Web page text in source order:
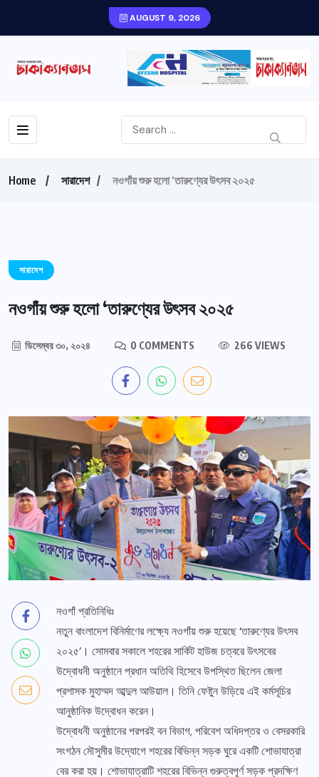
AUGUST 9, 2026
Home সারাদেশ নওগাঁয় শুরু হলো ‘তারুণ্যের উৎসব ২০২৫
সারাদেশ
নওগাঁয় শুরু হলো ‘তারুণ্যের উৎসব ২০২৫
ডিসেম্বর ৩০, ২০২৪ 0 COMMENTS 266 VIEWS
নওগাঁ প্রতিনিধিঃ
নতুন বাংলাদেশ বিনির্মাণের লক্ষ্যে নওগাঁয় শুরু হয়েছে ‘তারুণ্যের উৎসব
২০২৫’। সোমবার সকালে শহরের সার্কিট হাউজ চত্বরে উৎসবের
উদ্বোধনী অনুষ্ঠানে প্রধান অতিথি হিসেবে উপস্থিত ছিলেন জেলা
প্রশাসক মুহাম্মদ আব্দুল আউয়াল। তিনি ফেষ্টুন উড়িয়ে এই কর্মসূচির
আনুষ্ঠানিক উদ্বোধন করেন।
উদ্বোধনী অনুষ্ঠানের পরপরই বন বিভাগ, পরিবেশ অধিদপ্তর ও বেসরকারি
সংগঠন মৌসুমীর উদ্যোগে শহরের বিভিন্ন সড়ক ঘুরে একটি শোভাযাত্রা
বের করা হয়। শোভাযাত্রাটি শহরের বিভিন্ন গুরুত্বপূর্ণ সড়ক প্রদক্ষিণ